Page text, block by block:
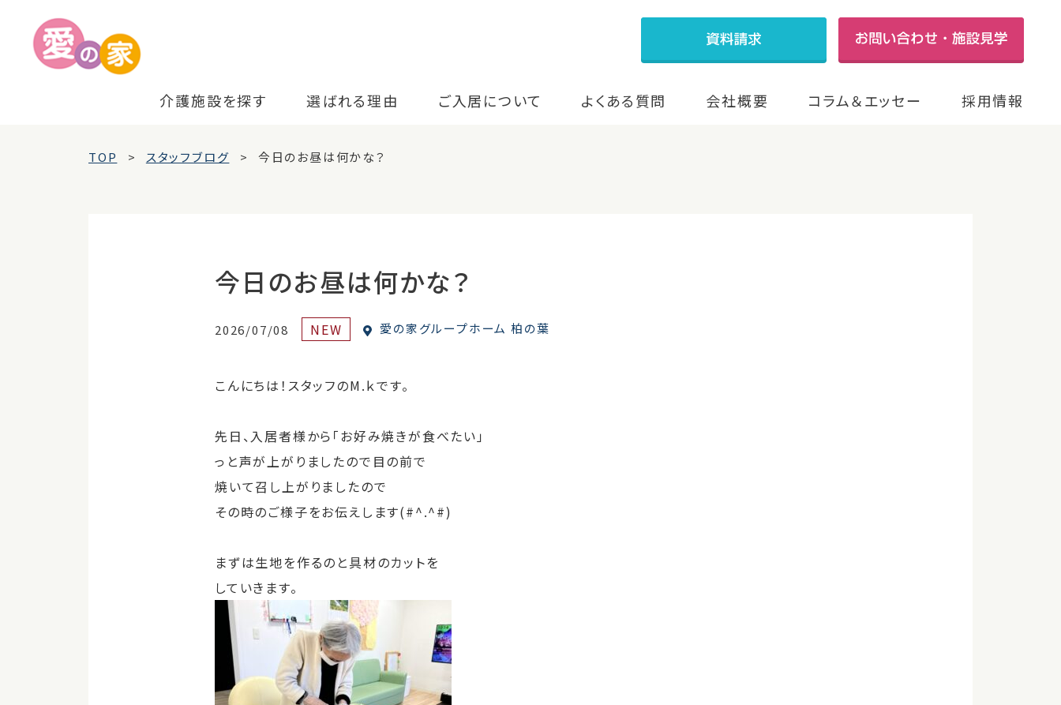
介護施設を探す 選ばれる理由 ご入居について よくある質問 会社概要 コラム＆エッセー 採用情報
TOP スタッフブログ 今日のお昼は何かな？
今日のお昼は何かな？
2026/07/08 NEW 愛の家グループホーム 柏の葉
こんにちは！スタッフのM.ｋです。
先日、入居者様から「お好み焼きが食べたい」
っと声が上がりましたので目の前で
焼いて召し上がりましたので
その時のご様子をお伝えします(#^.^#)
まずは生地を作るのと具材のカットを
していきます。